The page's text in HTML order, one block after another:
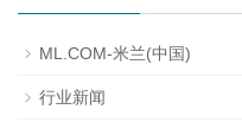
ML.COM-米兰(中国)
行业新闻